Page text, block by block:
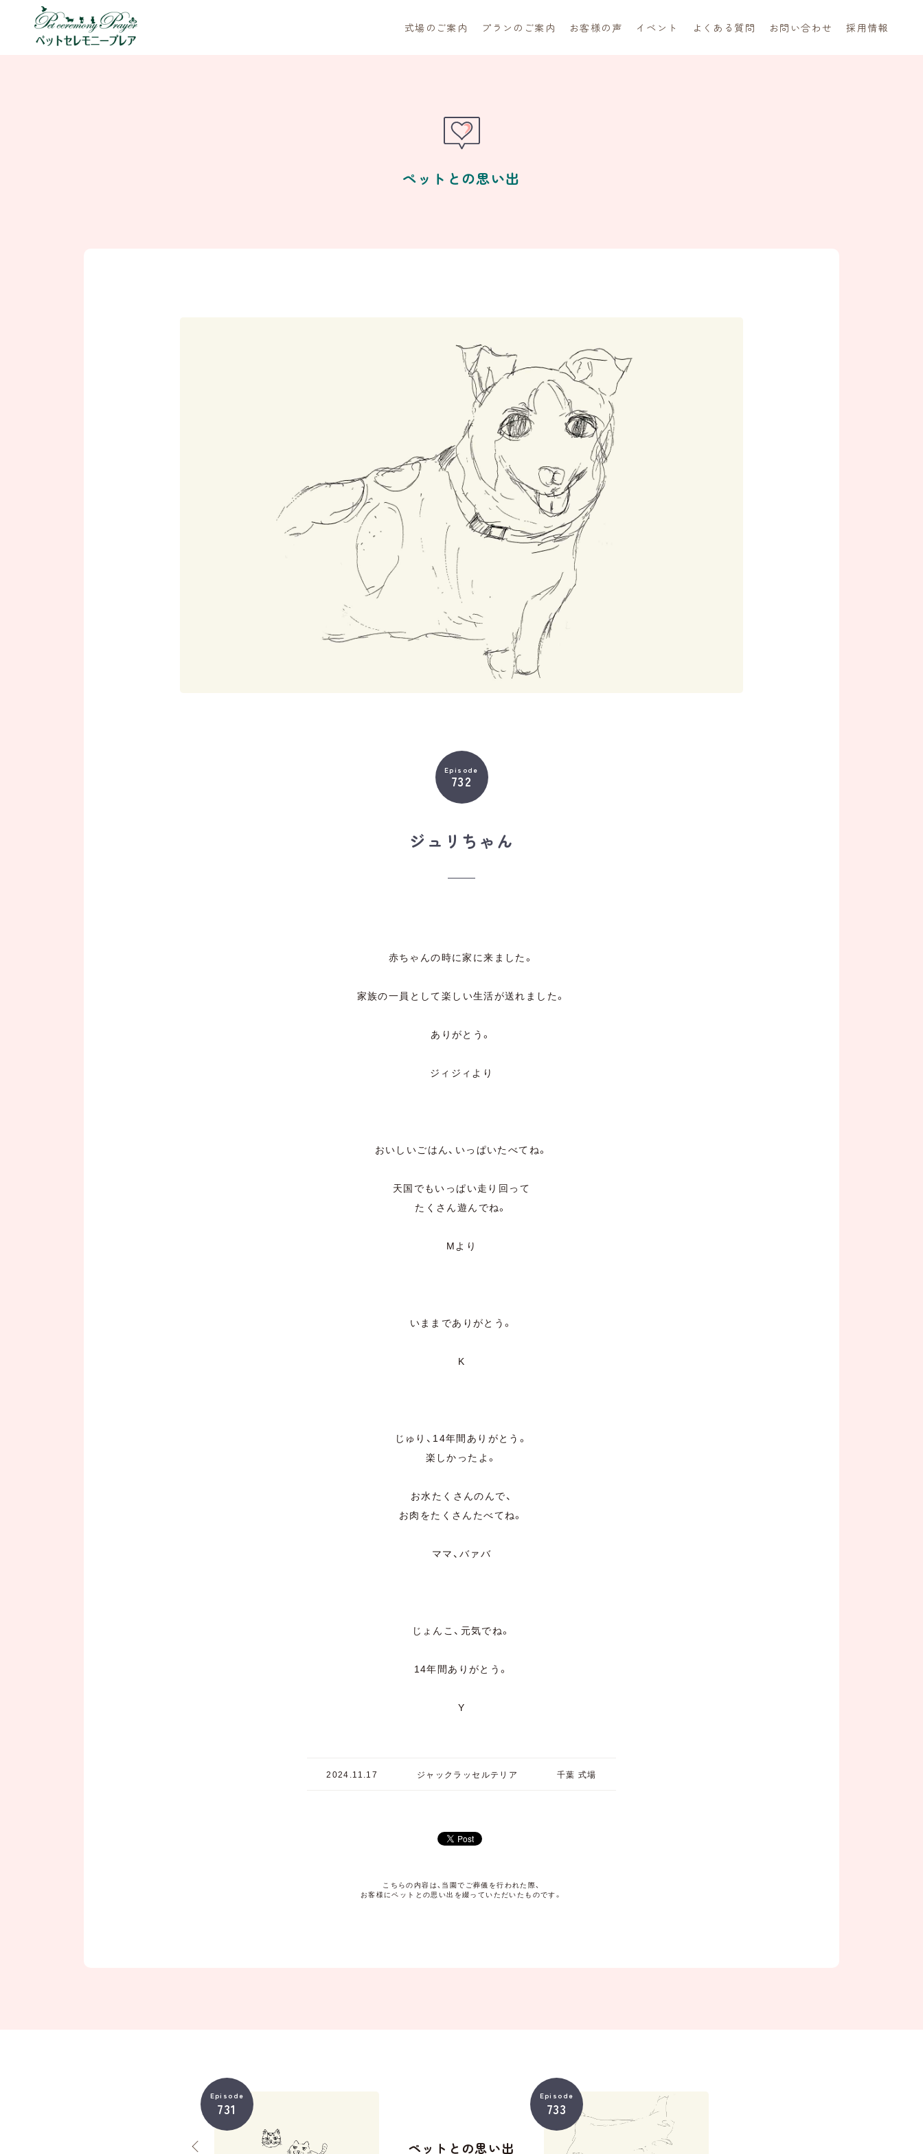
式場のご案内 プランのご案内 お客様の声 イベント よくある質問 お問い合わせ 採用情報
ペットとの思い出
Episode
732
ジュリちゃん
赤ちゃんの時に家に来ました。
家族の一員として楽しい生活が送れました。
ありがとう。
ジィジィより
おいしいごはん、いっぱいたべてね。
天国でもいっぱい走り回って
たくさん遊んでね。
Mより
いままでありがとう。
K
じゅり、14年間ありがとう。
楽しかったよ。
お水たくさんのんで、
お肉をたくさんたべてね。
ママ、バァバ
じょんこ、元気でね。
14年間ありがとう。
Y
2024.11.17 ジャックラッセルテリア 千葉 式場
こちらの内容は、当園でご葬儀を行われた際、
お客様にペットとの思い出を綴っていただいたものです。
Episode
731
ペットとの思い出
Episode
733